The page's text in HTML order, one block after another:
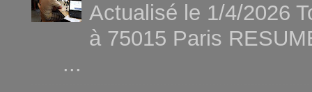
Actualisé le 1/4/2026
à 75015
...